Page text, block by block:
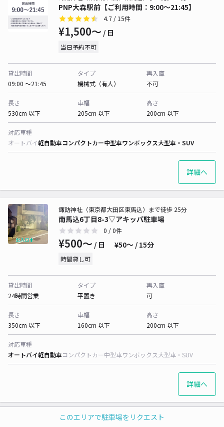
このエリアで駐車場をリクエスト
PNP大森駅前【ご利用時間：9:00～21:45】
4.7 / 15件
¥1,500〜 / 日
当日予約不可
貸出時間
09:00 〜21:45
タイプ
機械式（有人）
再入庫
不可
長さ
530cm 以下
車幅
205cm 以下
高さ
200cm 以下
対応車種
オートバイ軽自動車コンパクトカー中型車ワンボックス大型車・SUV
詳細へ
南馬込6丁目8-3▽アキッパ駐車場
諏訪神社（東京都大田区東馬込）まで徒歩 25分
0 / 0件
¥500〜 / 日 ¥50〜 / 15分
時間貸し可
貸出時間
24時間営業
タイプ
平置き
再入庫
可
長さ
350cm 以下
車幅
160cm 以下
高さ
200cm 以下
対応車種
オートバイ軽自動車コンパクトカー中型車ワンボックス大型車・SUV
詳細へ
諏訪神社（東京都大田区東馬込）まで徒歩 18分